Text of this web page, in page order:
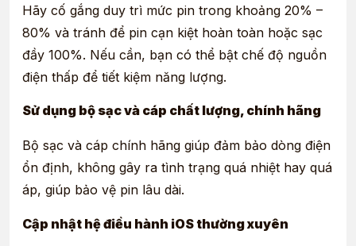
Hãy cố gắng duy trì mức pin trong khoảng 20% –
80% và tránh để pin cạn kiệt hoàn toàn hoặc sạc
đầy 100%. Nếu cần, bạn có thể bật chế độ nguồn
điện thấp để tiết kiệm năng lượng.
Sử dụng bộ sạc và cáp chất lượng, chính hãng
Bộ sạc và cáp chính hãng giúp đảm bảo dòng điện
ổn định, không gây ra tình trạng quá nhiệt hay quá
áp, giúp bảo vệ pin lâu dài.
Cập nhật hệ điều hành iOS thường xuyên